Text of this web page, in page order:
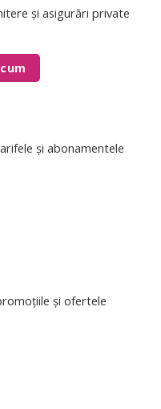
și asigurări private
și abonamentele
și ofertele